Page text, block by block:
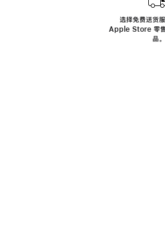
选择免费送货服
Apple Store 零售
品。